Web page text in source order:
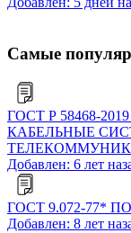
Самые
ГОСТ Р 58468-
КАБЕЛЬНЫЕ
Добавлен: 6 лет
ГОСТ 9.072-77*
Добавлен: 8 лет